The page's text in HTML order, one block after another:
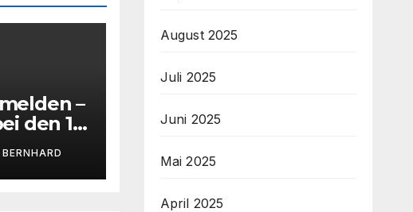
–
den 1.
BERNHARD
August 2025
Juli 2025
Juni 2025
Mai 2025
April 2025